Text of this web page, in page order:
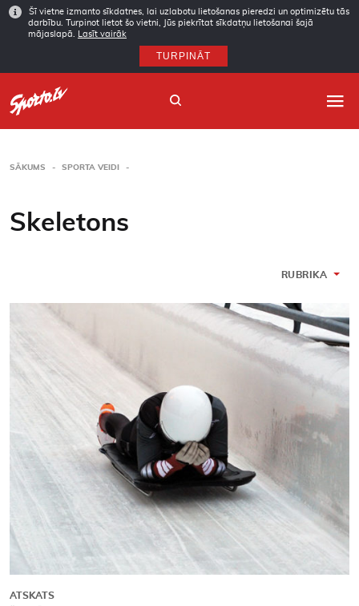
Šī vietne izmanto sīkdatnes, lai uzlabotu lietošanas pieredzi un optimizētu tās
darbību. Turpinot lietot šo vietni, Jūs piekrītat sīkdatņu lietošanai šajā
mājaslapā.
Lasīt vairāk
TURPINĀT
Arhīvs
Kontakti
SĀKUMS SPORTA VEIDI
Skeletons
RUBRIKA
ATSKATS